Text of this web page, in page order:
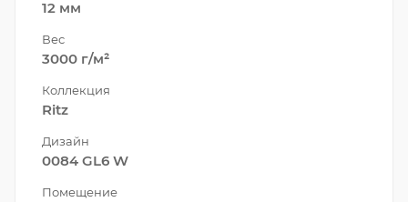
12 мм
Вес
3000 г/м²
Коллекция
Ritz
Дизайн
0084 GL6 W
Помещение